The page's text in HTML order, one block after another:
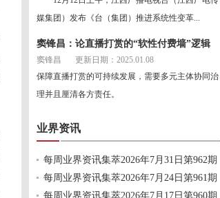
媒集团）发布《台（集团）推进系统性变革...
窦锋昌：论直播打赏的“软性付费墙”逻辑
窦锋昌
更新日期：2025.01.08
保障直播打赏的可持续发展，需要多元主体协同治
理并且厘清各方责任。
业界资讯
每周业界资讯集萃2026年7月31日第962期
每周业界资讯集萃2026年7月24日第961期
每周业界资讯集萃2026年7月17日第960期